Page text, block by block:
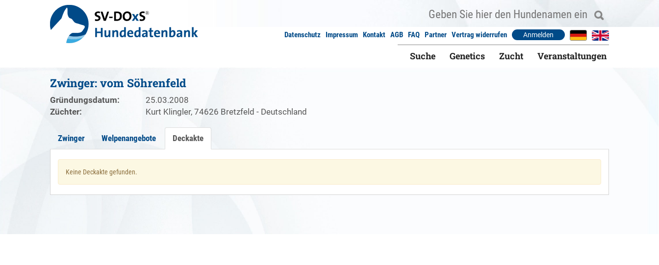
Datenschutz Impressum Kontakt AGB FAQ Partner Vertrag widerrufen Anmelden
Suche Genetics Zucht Veranstaltungen
Zwinger: vom Söhrenfeld
Gründungsdatum:
25.03.2008
Züchter:
Kurt Klingler, 74626 Bretzfeld - Deutschland
Zwinger Welpenangebote Deckakte
Keine Deckakte gefunden.